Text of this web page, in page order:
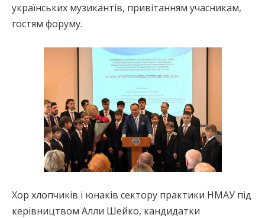
українських музикантів, привітанням учасникам,
гостям форуму.
Хор хлопчиків і юнаків сектору практики НМАУ під
керівництвом Алли Шейко, кандидатки